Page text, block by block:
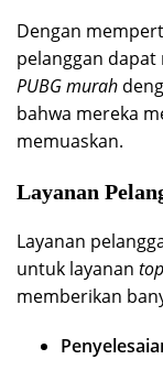
Dengan
pelanggan
PUBG murah
bahwa mereka
memuaskan.
Layanan
Layanan
untuk layanan
memberikan